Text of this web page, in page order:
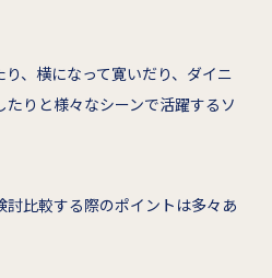
、横になって寛いだり、ダイニ
りと様々なシーンで活躍するソ
比較する際のポイントは多々あ